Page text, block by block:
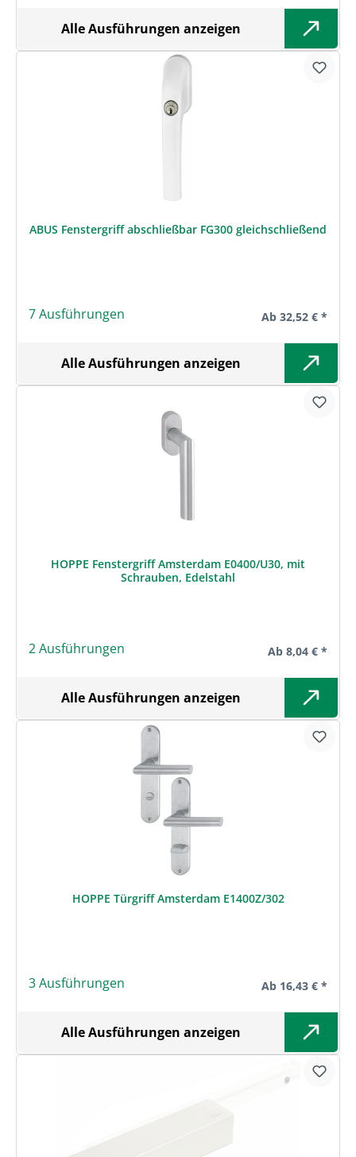
Alle Ausführungen anzeigen
ABUS Fenstergriff abschließbar FG300 gleichschließend
7 Ausführungen Regulärer Preis:
Ab 32,52 € *
Alle Ausführungen anzeigen
HOPPE Fenstergriff Amsterdam E0400/U30, mit
Schrauben, Edelstahl
2 Ausführungen Regulärer Preis:
Ab 8,04 € *
Alle Ausführungen anzeigen
HOPPE Türgriff Amsterdam E1400Z/302
3 Ausführungen Regulärer Preis:
Ab 16,43 € *
Alle Ausführungen anzeigen